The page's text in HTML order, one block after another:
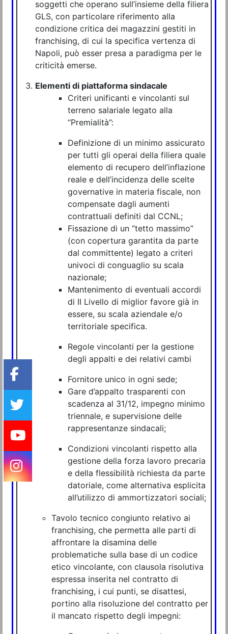
soggetti che operano sull’insieme della filiera
GLS, con particolare riferimento alla
condizione critica dei magazzini gestiti in
franchising, di cui la specifica vertenza di
Napoli, può esser presa a paradigma per le
criticità emerse.
Elementi di piattaforma sindacale
Criteri unificanti e vincolanti sul
terreno salariale legato alla
“Premialità”:
Definizione di un minimo assicurato
per tutti gli operai della filiera quale
elemento di recupero dell’inflazione
reale e dell’incidenza delle scelte
governative in materia fiscale, non
compensate dagli aumenti
contrattuali definiti dal CCNL;
Fissazione di un “tetto massimo”
(con copertura garantita da parte
dal committente) legato a criteri
univoci di conguaglio su scala
nazionale;
Mantenimento di eventuali accordi
di II Livello di miglior favore già in
essere, su scala aziendale e/o
territoriale specifica.
Regole vincolanti per la gestione
degli appalti e dei relativi cambi
Fornitore unico in ogni sede;
Gare d’appalto trasparenti con
scadenza al 31/12, impegno minimo
triennale, e supervisione delle
rappresentanze sindacali;
Condizioni vincolanti rispetto alla
gestione della forza lavoro precaria
e della flessibilità richiesta da parte
datoriale, come alternativa esplicita
all’utilizzo di ammortizzatori sociali;
Tavolo tecnico congiunto relativo ai
franchising, che permetta alle parti di
affrontare la disamina delle
problematiche sulla base di un codice
etico vincolante, con clausola risolutiva
espressa inserita nel contratto di
franchising, i cui punti, se disattesi,
portino alla risoluzione del contratto per
il mancato rispetto degli impegni: